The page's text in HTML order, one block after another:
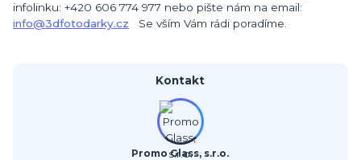
infolinku: +420 606 774 977 nebo pište nám na email:
info@3dfotodarky.cz Se vším Vám rádi poradíme.
Kontakt
Promo Glass, s.r.o.